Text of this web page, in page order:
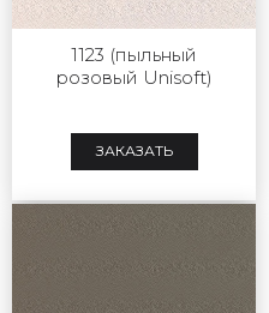
1123 (пыльный
розовый Unisoft)
ЗАКАЗАТЬ